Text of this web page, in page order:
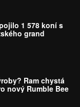
1 578 koní s
grand
Ram chystá
nový Rumble Bee